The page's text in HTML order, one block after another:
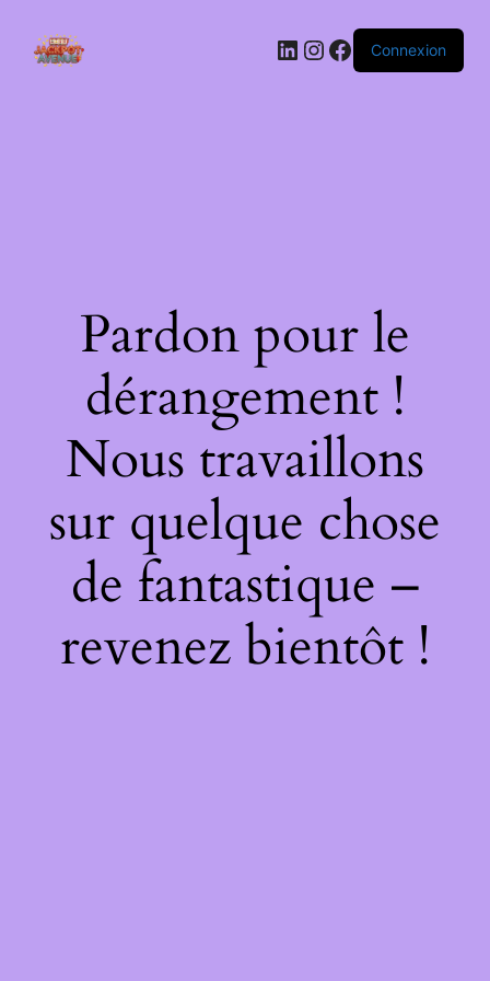
LinkedIn
Instagram
Facebook
Connexion
Pardon pour le
dérangement !
Nous travaillons
sur quelque chose
de fantastique –
revenez bientôt !